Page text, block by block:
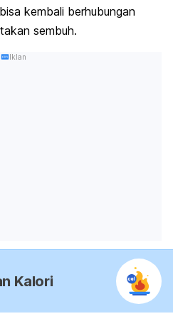
kembali berhubungan
sembuh.
Iklan
Kalori